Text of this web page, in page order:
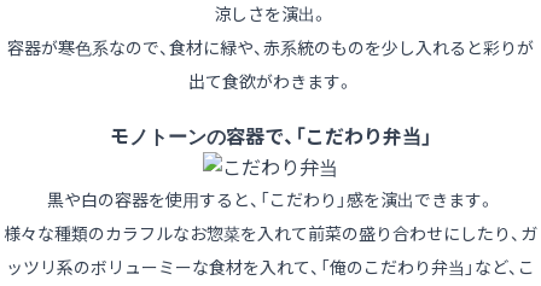
涼しさを演出。
容器が寒色系なので、食材に緑や、赤系統のものを少し入れると彩りが
出て食欲がわきます。
モノトーンの容器で、「こだわり弁当」
黒や白の容器を使用すると、「こだわり」感を演出できます。
様々な種類のカラフルなお惣菜を入れて前菜の盛り合わせにしたり、ガ
ッツリ系のボリューミーな食材を入れて、「俺のこだわり弁当」など、こ